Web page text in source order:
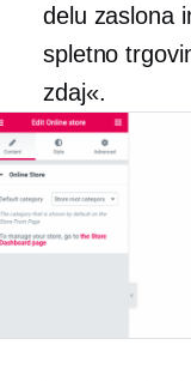
delu zaslona
spletno
zdaj«.